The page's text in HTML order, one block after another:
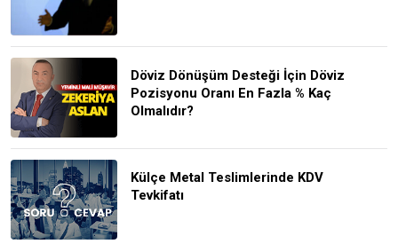
Döviz Dönüşüm Desteği İçin Döviz
Pozisyonu Oranı En Fazla % Kaç
Olmalıdır?
Külçe Metal Teslimlerinde KDV
Tevkifatı